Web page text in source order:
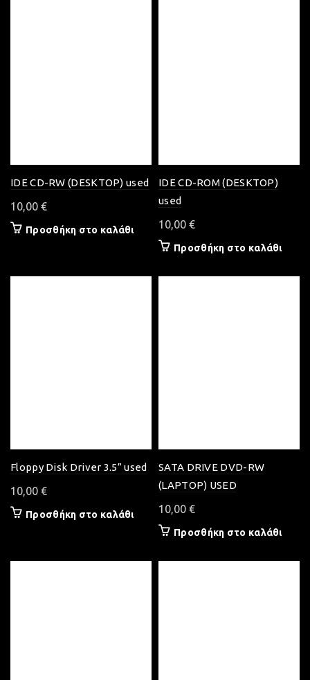
IDE CD-RW (DESKTOP) used
10,00 €
Προσθήκη στο καλάθι
IDE CD-ROM (DESKTOP)
used
10,00 €
Προσθήκη στο καλάθι
Floppy Disk Driver 3.5” used
10,00 €
Προσθήκη στο καλάθι
SATA DRIVE DVD-RW
(LAPTOP) USED
10,00 €
Προσθήκη στο καλάθι